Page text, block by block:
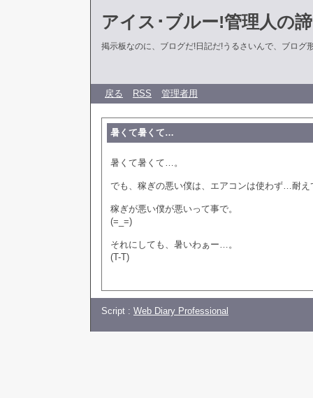
アイス･ブルー!管理人の
掲示板なのに、ブログだ!日記だ!うるさいんで、ブログ
戻る RSS 管理者用
暑くて暑くて…
暑くて暑くて…。
でも、稼ぎの悪い僕は、エアコンは使わず…耐え
稼ぎが悪い僕が悪いって事で。
(=_=)
それにしても、暑いわぁー…。
(T-T)
Script : Web Diary Professional